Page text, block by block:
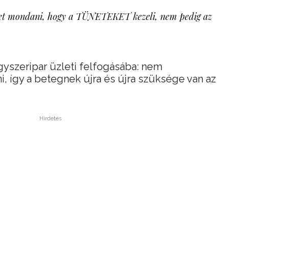
mondani, hogy a TÜNETEKET kezeli, nem pedig az
üzleti felfogásába: nem
így a betegnek újra és újra szüksége van az
Hirdetés